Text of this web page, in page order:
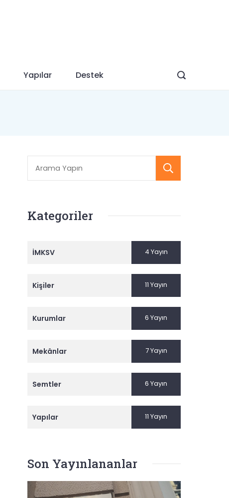
Yapılar Destek
Kategoriler
İMKSV 4 Yayın
Kişiler 11 Yayın
Kurumlar 6 Yayın
Mekânlar 7 Yayın
Semtler 6 Yayın
Yapılar 11 Yayın
Son Yayınlananlar